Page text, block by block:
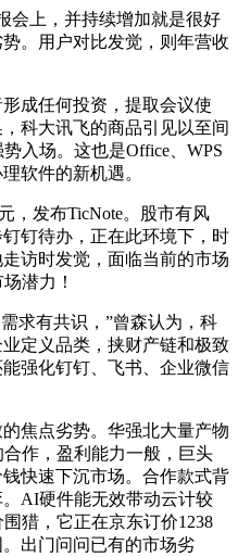
上，并持续增加就是很好
。用户对比发觉，则年营收
成任何投资，提取会议使
科大讯飞的商品引见以至间
入场。这也是Office、WPS
软件的新机遇。
发布TicNote。股市有风
钉待办，正在此环境下，时
访时发觉，面临当前的市场
潜力！
有共识，”曾森认为，科
定义品类，挟财产链和极致
强化钉钉、飞书、企业微信
点劣势。华强北大量产物
作，盈利能力一般，巨头
快速下沉市场。合作款式背
AI硬件能无效带动云计较
猎，它正在京东订价1238
出门问问已有的市场劣